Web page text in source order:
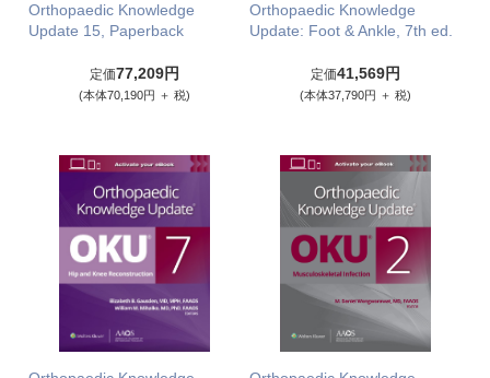
Orthopaedic Knowledge
Update 15, Paperback
定価77,209円
(本体70,190円 ＋ 税)
Orthopaedic Knowledge
Update: Foot & Ankle, 7th ed.
定価41,569円
(本体37,790円 ＋ 税)